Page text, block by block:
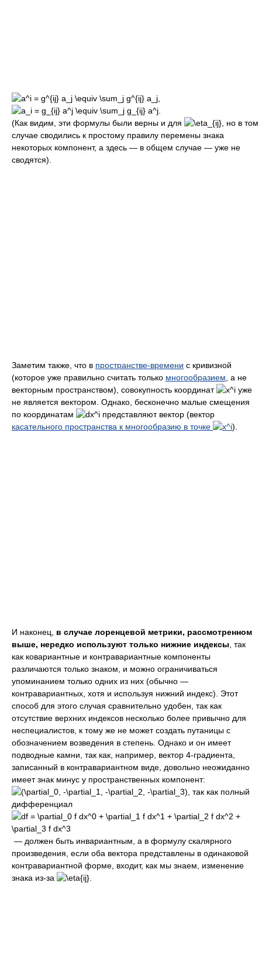
(Как видим, эти формулы были верны и для
, но в том
случае сводились к простому правилу перемены знака
некоторых компонент, а здесь — в общем случае — уже не
сводятся).
Заметим также, что в пространстве-времени с кривизной
(которое уже правильно считать только многообразием , а не
векторным пространством), совокупность координат
уже
не является вектором. Однако, бесконечно малые смещения
по координатам
представляют вектор (вектор
касательного пространства к многообразию в точке
).
И наконец, в случае лоренцевой метрики, рассмотренном
выше, нередко используют только нижние индексы , так
как ковариантные и контравариантные компоненты
различаются только знаком, и можно ограничиваться
упоминанием только одних из них (обычно —
контравариантных, хотя и используя нижний индекс). Этот
способ для этого случая сравнительно удобен, так как
отсутствие верхних индексов несколько более привычно для
неспециалистов, к тому же не может создать путаницы с
обозначением возведения в степень. Однако и он имеет
подводные камни, так как, например, вектор 4-градиента,
записанный в контравариантном виде, довольно неожиданно
имеет знак минус у пространственных компонент:
так как полный
дифференциал
— должен быть инвариантным, а в формулу скалярного
произведения, если оба вектора представлены в одинаковой
контравариантной форме, входит, как мы знаем, изменение
знака из-за